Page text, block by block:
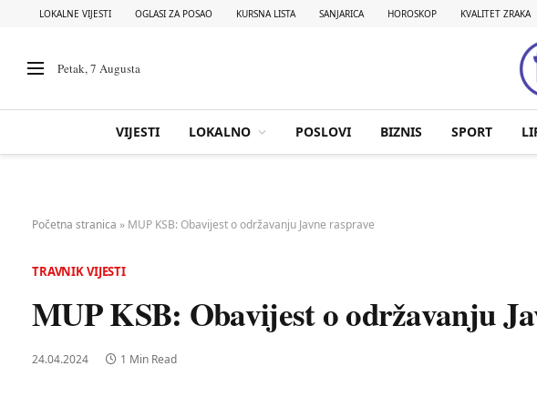
LOKALNE VIJESTI OGLASI ZA POSAO KURSNA LISTA SANJARICA HOROSKOP KVALITET ZRAKA
Petak, 7 Augusta
VIJESTI LOKALNO POSLOVI BIZNIS SPORT
Početna stranica » MUP KSB: Obavijest o održavanju Javne rasprave
TRAVNIK VIJESTI
MUP KSB: Obavijest o održavanju
24.04.2024 1 Min Read